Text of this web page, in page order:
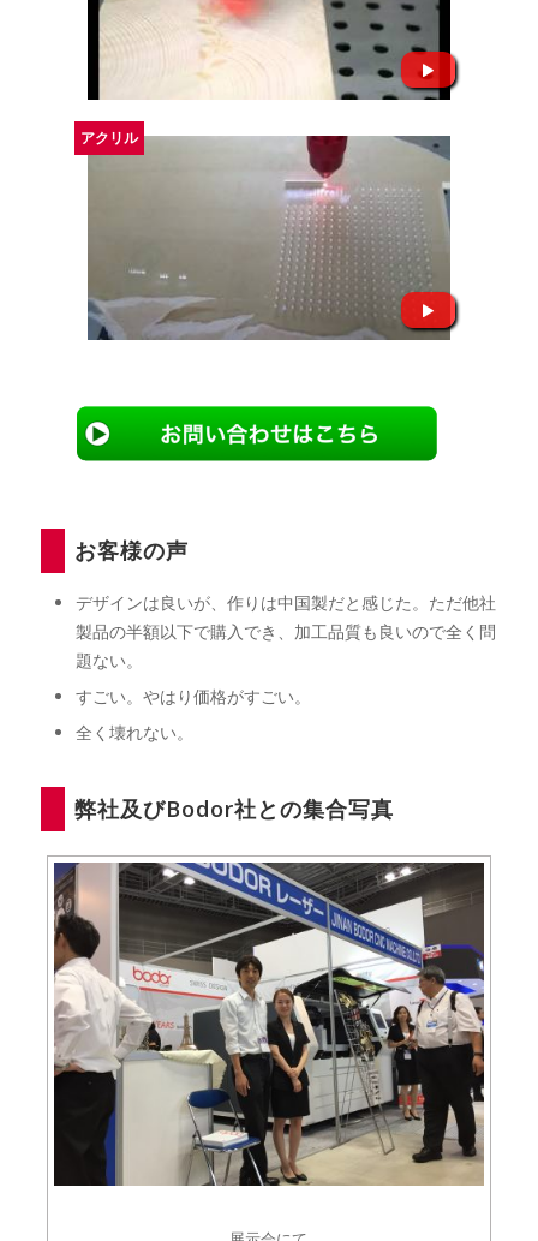
アクリル
お客様の声
デザインは良いが、作りは中国製だと感じた。ただ他社
製品の半額以下で購入でき、加工品質も良いので全く問
題ない。
すごい。やはり価格がすごい。
全く壊れない。
弊社及びBodor社との集合写真